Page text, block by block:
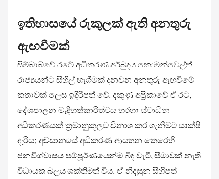
ඉතිහාසයේ රුකුලක් ඇති අනතුරු
ඇඟවීමක්
සිම්බාබ්වේ රටේ අධිකරණ අර්බුදය කොමන්වෙල්ත්
රාජ්‍යයන්ට සිහිල් හැගීමක් දනවන අනතුරු ඇඟවීමේ
කතාවක් ලෙස ඉදිරිපත් වේ. දකුණු අප්‍රිකාවේ ඒ රට,
දේශපාලන මැදිහත්කාරිත්වය හරහා ස්වාධීන
අධිකරණයක් ක්‍රමානුකූලව විනාශ කර ගැනීමට සාක්ෂි
දැරීය; අවසානයේ අධිකරණ ආයතන කෙරෙහි
ජනවිශ්වාසය සම්පූර්ණයෙන්ම බිඳ වැටී, සීමාවක් නැති
විධායක බලය ශක්තිමත් විය. ඒ නිදසුන සිහිපත්